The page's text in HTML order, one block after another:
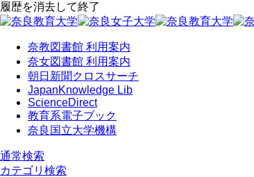
履歴を消去して終了
奈教図書館 利用案内
奈女図書館 利用案内
朝日新聞クロスサーチ
JapanKnowledge Lib
ScienceDirect
教育系電子ブック
奈良国立大学機構
通常検索
カテゴリ検索